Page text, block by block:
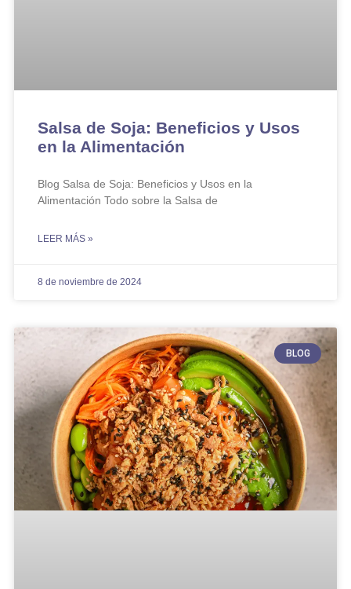
Salsa de Soja: Beneficios y Usos
en la Alimentación
Blog Salsa de Soja: Beneficios y Usos en la
Alimentación Todo sobre la Salsa de
LEER MÁS »
8 de noviembre de 2024
BLOG